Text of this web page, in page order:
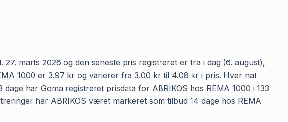
marts 2026 og den seneste pris registreret er fra i dag (6. august),
1000 er 3.97 kr og varierer fra 3.00 kr til 4.08 kr i pris. Hver nat
har Goma registreret prisdata for ABRIKOS hos REMA 1000 i 133
har ABRIKOS været markeret som tilbud 14 dage hos REMA